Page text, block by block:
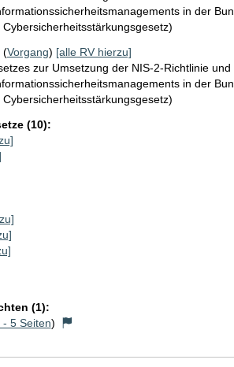
in der
(Vorgang) [alle RV hierzu]
zur Umsetzung der NIS-2-Richtlinie
in der
(10):
(1):
- 5 Seiten)